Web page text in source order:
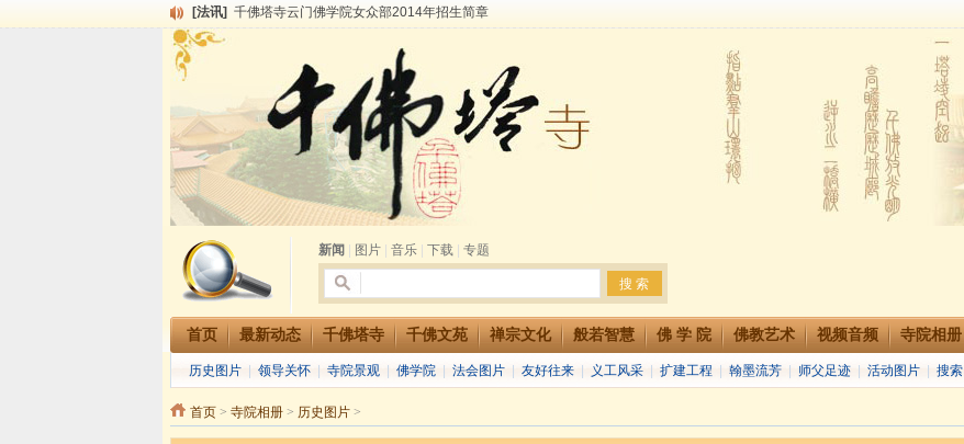
[法讯] 千佛塔寺云门佛学院女众部2014年招生简章
[法讯]
[法讯]
共赴华藏世界 进入最后七天倒计时 殊胜华严法会 快快同享富贵庄严海
千佛塔寺阅藏堂周末阅藏报名通知
[法讯]
清明节祭祖报恩地藏法会
[法讯] 本寺方丈上明下慧尼和尚开讲《六祖坛经》
[法讯]
2015-3-26师父于法堂对大众的开示
[法讯]
广东千佛塔寺云门佛学院女众部 2016年招生简章
[法讯]
恭请海涛法师莅临千佛塔寺弘法
[法讯] 2014年七月大法会 祈福息灾地藏七 冥阳两利普渡群蒙盂兰盆
新闻 图片| 音乐| 下载| 专题
首页 最新动态 千佛塔寺 千佛文苑 禅宗文化 般若智慧 佛 学 院 佛教艺术 视频音频 寺院相册
历史图片 领导关怀 寺院景观 佛学院 法会图片 友好往来 义工风采 扩建工程 翰墨流芳 师父足迹 活动图片 搜索
首页> 寺院相册> 历史图片>